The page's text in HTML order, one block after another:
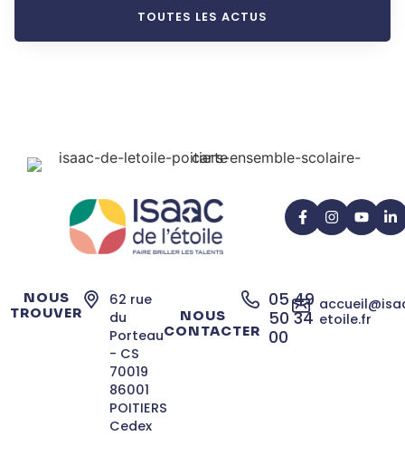
TOUTES LES ACTUS
NOUS
TROUVER
62 rue
du
Porteau
- CS
70019
86001
POITIERS
Cedex
NOUS
CONTACTER
05 49
50 34
00
etoile.fr